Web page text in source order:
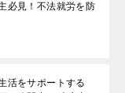
必見！不法就労を防
活をサポートする